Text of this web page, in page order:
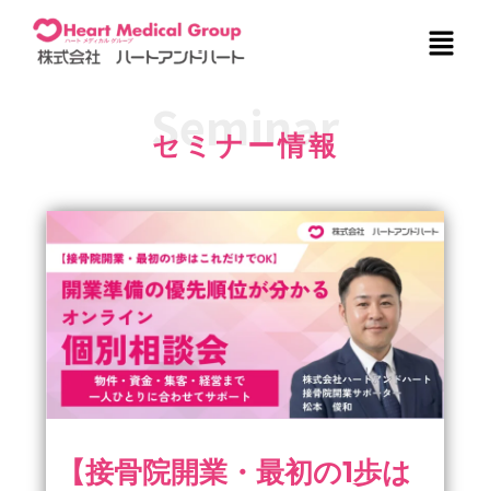
メ
ニ
Seminar
セミナー情報
【接骨院開業・最初の1歩は